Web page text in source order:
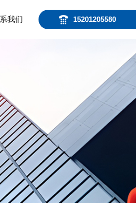
15201205580
我们